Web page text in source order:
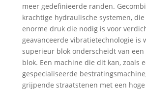
meer gedefinieerde randen.
krachtige hydraulische systemen,
enorme druk die nodig is voor
geavanceerde vibratietechnologie is
superieur blok onderscheidt van
blok. Een machine die dit kan, zoals
gespecialiseerde
grijpende straatstenen met een